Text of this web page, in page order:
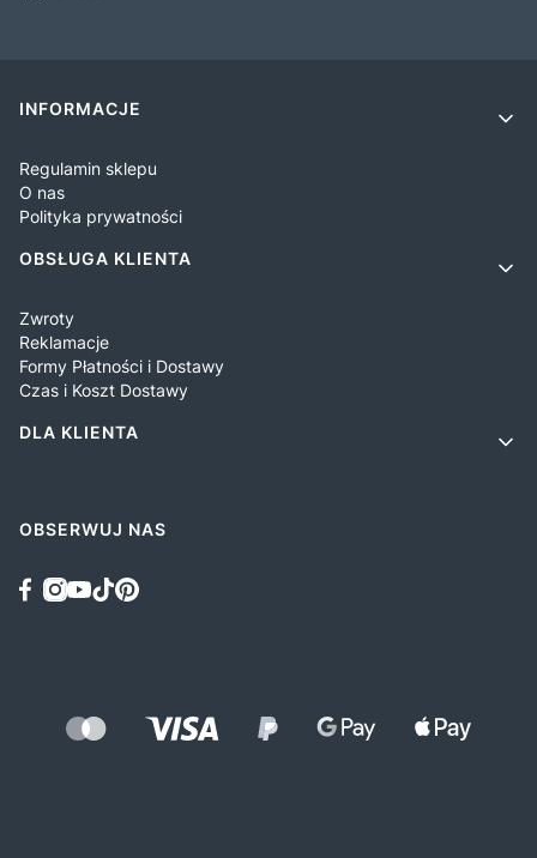
Linki w stopce
INFORMACJE
Regulamin sklepu
O nas
Polityka prywatności
OBSŁUGA KLIENTA
Zwroty
Reklamacje
Formy Płatności i Dostawy
Czas i Koszt Dostawy
DLA KLIENTA
OBSERWUJ NAS